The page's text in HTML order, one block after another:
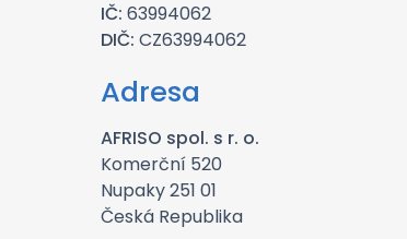
IČ: 63994062
DIČ: CZ63994062
Adresa
AFRISO spol. s r. o.
Komerční 520
Nupaky 251 01
Česká Republika